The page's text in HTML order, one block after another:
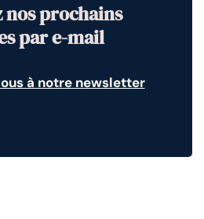
nos prochains
par e-mail
à notre newsletter